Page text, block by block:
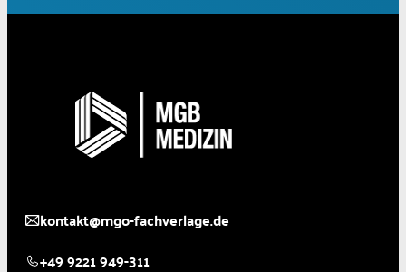
kontakt@mgo-fachverlage.de
+49 9221 949-311